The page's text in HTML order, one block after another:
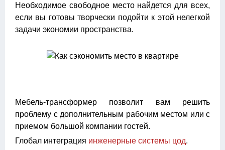
Необходимое свободное место найдется для всех,
если вы готовы творчески подойти к этой нелегкой
задачи экономии пространства.
Мебель-трансформер позволит вам решить
проблему с дополнительным рабочим местом или с
приемом большой компании гостей.
Глобал интеграция инженерные системы цод.